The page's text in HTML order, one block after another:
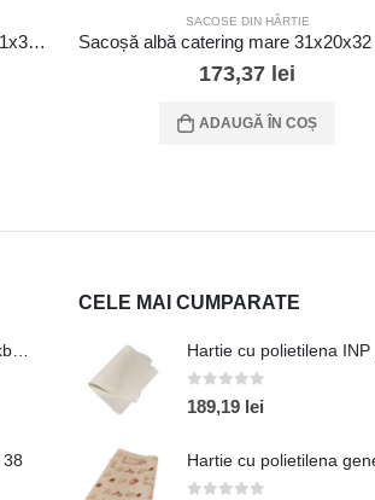
Sacoșă mică din hârtie maro – 24x11x32 – 350 buc/cutie
SACOSE DIN HÂRTIE
173,37 lei
ADAUGĂ ÎN COȘ
CELE MAI CUMPARATE
0 out of 5
189,19 lei